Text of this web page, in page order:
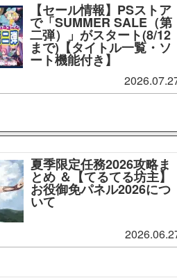
【セール情報】PSストア
で「SUMMER SALE（第
二弾）」がスタート(8/12
まで)【タイトル一覧・ソ
ート機能付き】
夏季限定任務2026攻略ま
とめ ＆【てるてる坊主】
お役御免パネル2026につ
いて